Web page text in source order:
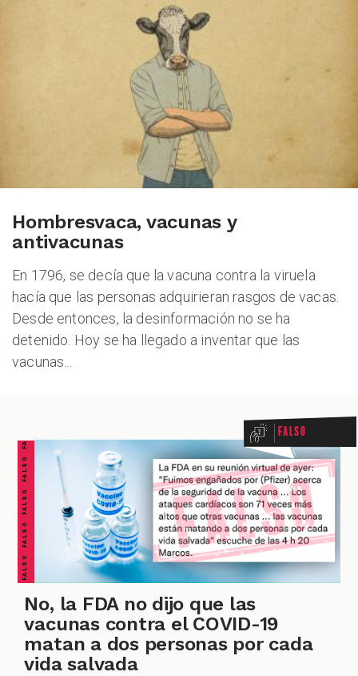
PODCAST
Hombresvaca, vacunas y
antivacunas
En 1796, se decía que la vacuna contra la viruela
hacía que las personas adquirieran rasgos de vacas.
Desde entonces, la desinformación no se ha
detenido. Hoy se ha llegado a inventar que las
vacunas...
FALSO FALSO FALSO FALSO FALSO FALSO FALSO Falso
No, la FDA no dijo que las
vacunas contra el COVID-19
matan a dos personas por cada
vida salvada